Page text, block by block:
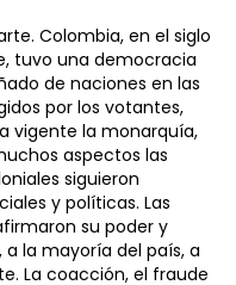
Colombia, en el siglo
tuvo una democracia
de naciones en las
por los votantes,
vigente la monarquía,
aspectos las
siguieron
y políticas. Las
su poder y
la mayoría del país, a
La coacción, el fraude